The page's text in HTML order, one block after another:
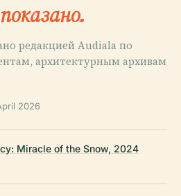
редакцией Audiala по
архитектурным архивам
2026
Miracle of the Snow, 2024